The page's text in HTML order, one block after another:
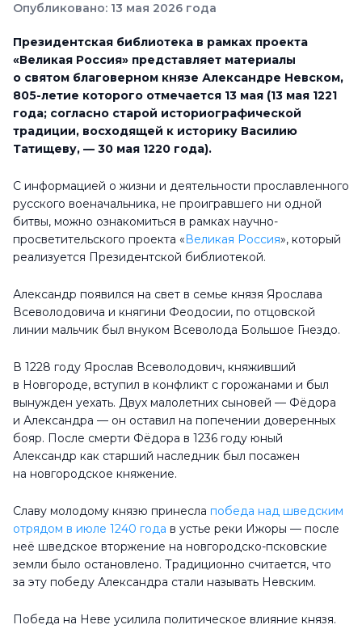
Опубликовано: 13 мая 2026 года
Президентская библиотека в рамках проекта
«Великая Россия» представляет материалы
о святом благоверном князе Александре Невском,
805-летие которого отмечается 13 мая (13 мая 1221
года; согласно старой историографической
традиции, восходящей к историку Василию
Татищеву, — 30 мая 1220 года).
С информацией о жизни и деятельности прославленного
русского военачальника, не проигравшего ни одной
битвы, можно ознакомиться в рамках научно-
просветительского проекта «Великая Россия», который
реализуется Президентской библиотекой.
Александр появился на свет в семье князя Ярослава
Всеволодовича и княгини Феодосии, по отцовской
линии мальчик был внуком Всеволода Большое Гнездо.
В 1228 году Ярослав Всеволодович, княживший
в Новгороде, вступил в конфликт с горожанами и был
вынужден уехать. Двух малолетних сыновей — Фёдора
и Александра — он оставил на попечении доверенных
бояр. После смерти Фёдора в 1236 году юный
Александр как старший наследник был посажен
на новгородское княжение.
Славу молодому князю принесла победа над шведским
отрядом в июле 1240 года в устье реки Ижоры — после
неё шведское вторжение на новгородско-псковские
земли было остановлено. Традиционно считается, что
за эту победу Александра стали называть Невским.
Победа на Неве усилила политическое влияние князя.